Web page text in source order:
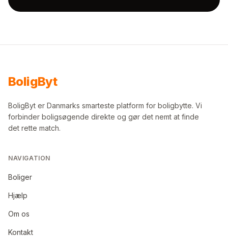
BoligByt
BoligByt er Danmarks smarteste platform for boligbytte. Vi
forbinder boligsøgende direkte og gør det nemt at finde
det rette match.
NAVIGATION
Boliger
Hjælp
Om os
Kontakt